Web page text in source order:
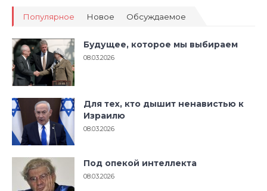
Популярное Новое Обсуждаемое
Будущее, которое мы выбираем
08.03.2026
Для тех, кто дышит ненавистью к
Израилю
08.03.2026
Под опекой интеллекта
08.03.2026